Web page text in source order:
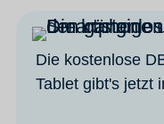
Die kostenlose
Tablet gibt's jetzt